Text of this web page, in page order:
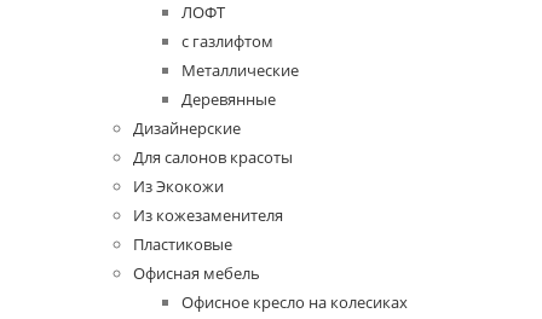
ЛОФТ
с газлифтом
Металлические
Деревянные
Дизайнерские
Для салонов красоты
Из Экокожи
Из кожезаменителя
Пластиковые
Офисная мебель
Офисное кресло на колесиках